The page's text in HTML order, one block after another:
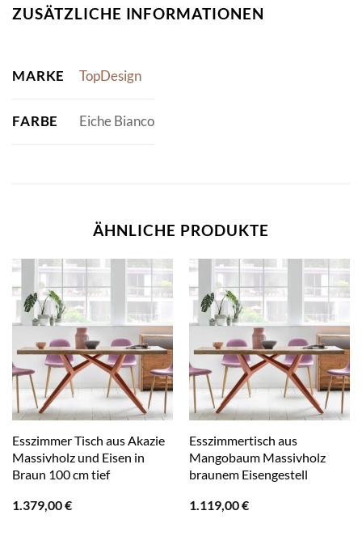
ZUSÄTZLICHE INFORMATIONEN
MARKE TopDesign
FARBE Eiche Bianco
ÄHNLICHE PRODUKTE
Esszimmer Tisch aus Akazie
Massivholz und Eisen in
Braun 100 cm tief
1.379,00€
Esszimmertisch aus
Mangobaum Massivholz
braunem Eisengestell
1.119,00€